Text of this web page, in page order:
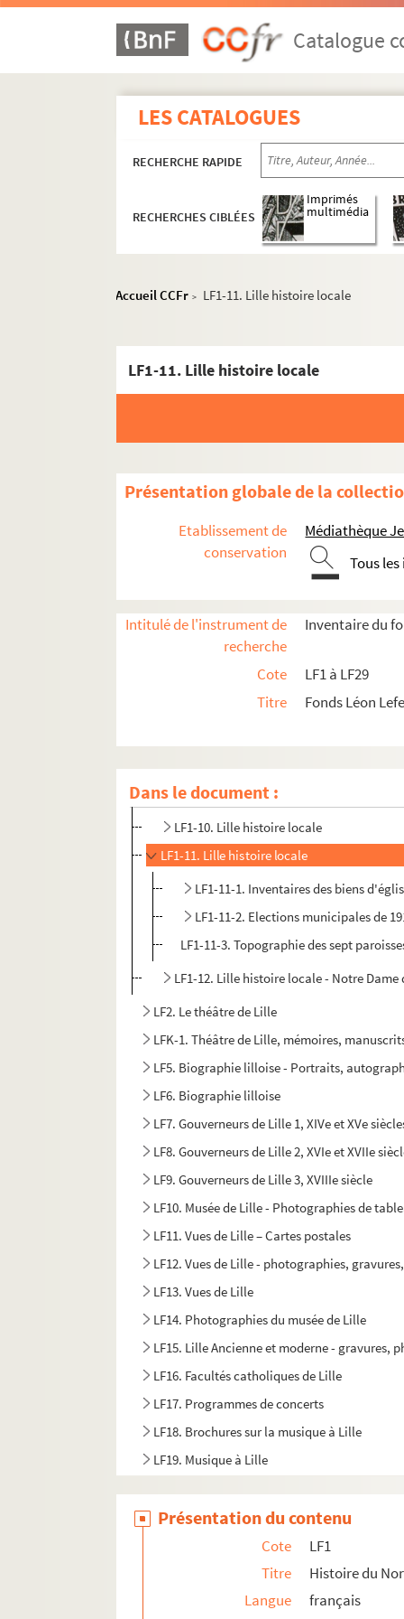
Catalogue
LES CATALOGUES
RECHERCHE RAPIDE
RECHERCHES CIBLÉES
Imprimés
multimédia
Accueil CCFr > LF1-11. Lille histoire locale
LF1-11. Lille histoire locale
Présentation globale de la
Etablissement de
conservation
Médiathèque
Tous
Intitulé de l'instrument de
recherche
Inventaire du
Cote
LF1 à LF29
Titre
Fonds Léon
Dans le document :
LF1. Histoire du Nord de Lille
LF1-1. Villes de la région du Nord,
LF1-2. Lille
LF1-3. Lille
LF1-7. Lille - Institutions - Presse -
LF1-8. Lille - Tribunaux
LF1-9. Lille histoire locale
LF1-10. Lille histoire locale
LF1-11. Lille histoire locale
LF1-11-1. Inventaires des biens
LF1-11-2. Elections municipales de
LF1-11-3. Topographie des sept
LF1-12. Lille histoire locale - Notre Dame
LF2. Le théâtre de Lille
LFK-1. Théâtre de Lille, mémoires,
LF5. Biographie lilloise - Portraits,
LF6. Biographie lilloise
LF7. Gouverneurs de Lille 1, XIVe et XVe
LF8. Gouverneurs de Lille 2, XVIe et XVIIe
LF9. Gouverneurs de Lille 3, XVIIIe siècle
LF10. Musée de Lille - Photographies de
LF11. Vues de Lille – Cartes postales
LF12. Vues de Lille - photographies,
LF13. Vues de Lille
LF14. Photographies du musée de Lille
LF15. Lille Ancienne et moderne - gravures,
LF16. Facultés catholiques de Lille
LF17. Programmes de concerts
LF18. Brochures sur la musique à Lille
LF19. Musique à Lille
LF21. Notes sur Lille et la région (1708-1912)
LF22. Lille - Ephémérides et notes
LF23. Bibliographie du Nord de la France
LF24. Vues d'Athènes prises en 1905
Présentation du contenu
Cote
LF1
Titre
Histoire du
Langue
français